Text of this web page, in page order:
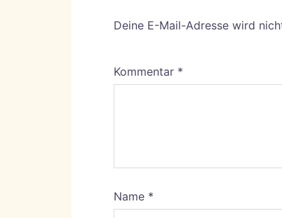
Deine E-Mail-Adresse wird
Kommentar *
Name *